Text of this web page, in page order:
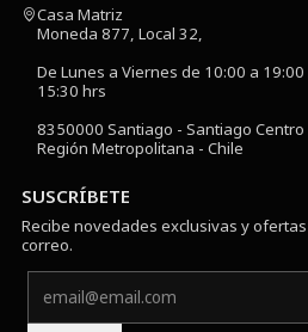
Casa Matriz
Moneda 877, Local 32,
De Lunes a Viernes de 10:00 a
15:30 hrs
8350000 Santiago - Santiago Centro
Región Metropolitana - Chile
SUSCRÍBETE
Recibe novedades exclusivas y
correo.